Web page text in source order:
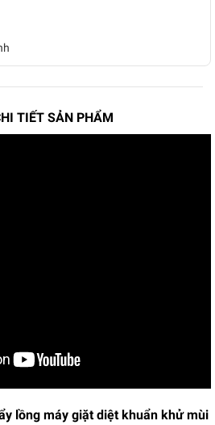
TIẾT SẢN PHẨM
lồng máy giặt diệt khuẩn khử mùi